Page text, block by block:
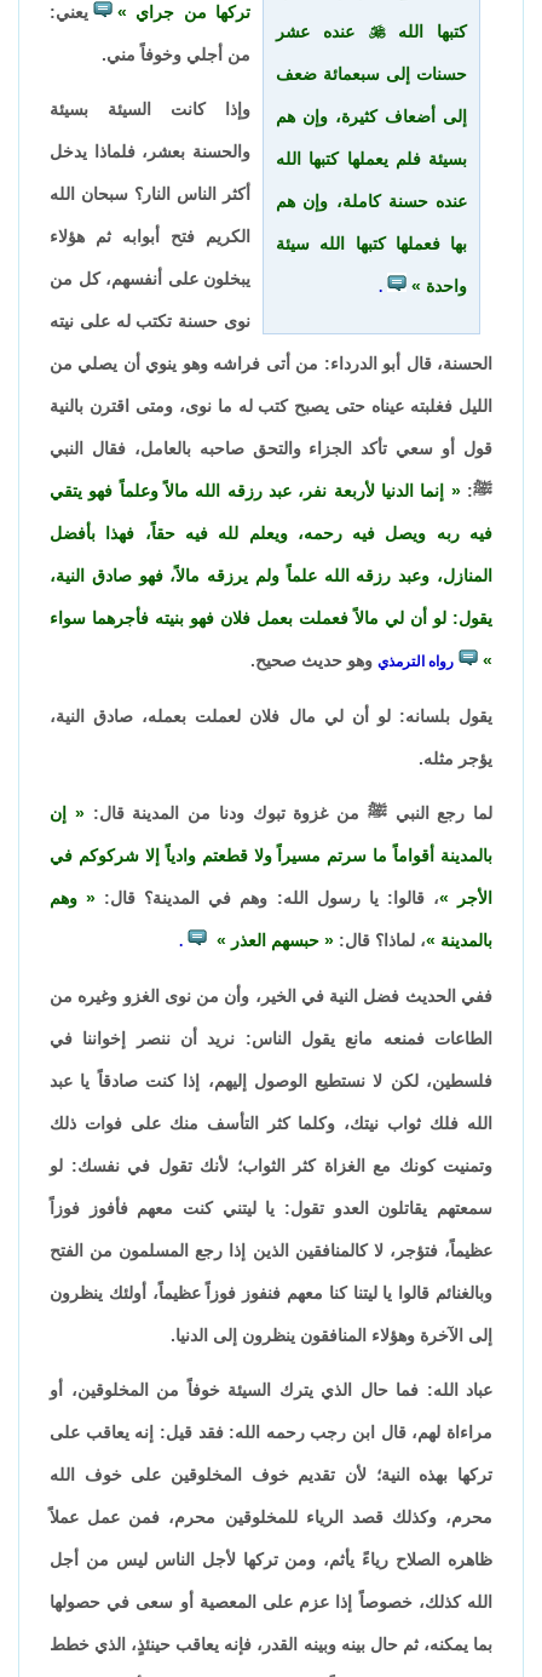
كتبها الله عنده عشر
حسنات إلى سبعمائة ضعف
إلى أضعاف كثيرة، وإن هم
بسيئة فلم يعملها كتبها الله
عنده حسنة كاملة، وإن هم
بها فعملها كتبها الله سيئة
واحدة .
تركها من جراي يعني:
من أجلي وخوفاً مني.
وإذا كانت السيئة بسيئة
والحسنة بعشر، فلماذا يدخل
أكثر الناس النار؟ سبحان الله
الكريم فتح أبوابه ثم هؤلاء
يبخلون على أنفسهم، كل من
نوى حسنة تكتب له على نيته
الحسنة، قال أبو الدرداء: من أتى فراشه وهو ينوي أن يصلي من
الليل فغلبته عيناه حتى يصبح كتب له ما نوى، ومتى اقترن بالنية
قول أو سعي تأكد الجزاء والتحق صاحبه بالعامل، فقال النبي
ﷺ: إنما الدنيا لأربعة نفر، عبد رزقه الله مالاً وعلماً فهو يتقي
فيه ربه ويصل فيه رحمه، ويعلم لله فيه حقاً، فهذا بأفضل
المنازل، وعبد رزقه الله علماً ولم يرزقه مالاً، فهو صادق النية،
يقول: لو أن لي مالاً فعملت بعمل فلان فهو بنيته فأجرهما سواء
رواه الترمذي وهو حديث صحيح.
يقول بلسانه: لو أن لي مال فلان لعملت بعمله، صادق النية،
يؤجر مثله.
لما رجع النبي ﷺ من غزوة تبوك ودنا من المدينة قال: إن
بالمدينة أقواماً ما سرتم مسيراً ولا قطعتم وادياً إلا شركوكم في
الأجر ، قالوا: يا رسول الله: وهم في المدينة؟ قال: وهم
بالمدينة ، لماذا؟ قال: حبسهم العذر .
ففي الحديث فضل النية في الخير، وأن من نوى الغزو وغيره من
الطاعات فمنعه مانع يقول الناس: نريد أن ننصر إخواننا في
فلسطين، لكن لا نستطيع الوصول إليهم، إذا كنت صادقاً يا عبد
الله فلك ثواب نيتك، وكلما كثر التأسف منك على فوات ذلك
وتمنيت كونك مع الغزاة كثر الثواب؛ لأنك تقول في نفسك: لو
سمعتهم يقاتلون العدو تقول: يا ليتني كنت معهم فأفوز فوزاً
عظيماً، فتؤجر، لا كالمنافقين الذين إذا رجع المسلمون من الفتح
وبالغنائم قالوا يا ليتنا كنا معهم فنفوز فوزاً عظيماً، أولئك ينظرون
إلى الآخرة وهؤلاء المنافقون ينظرون إلى الدنيا.
عباد الله: فما حال الذي يترك السيئة خوفاً من المخلوقين، أو
مراءاة لهم، قال ابن رجب رحمه الله: فقد قيل: إنه يعاقب على
تركها بهذه النية؛ لأن تقديم خوف المخلوقين على خوف الله
محرم، وكذلك قصد الرياء للمخلوقين محرم، فمن عمل عملاً
ظاهره الصلاح رياءً يأثم، ومن تركها لأجل الناس ليس من أجل
الله كذلك، خصوصاً إذا عزم على المعصية أو سعى في حصولها
بما يمكنه، ثم حال بينه وبينه القدر، فإنه يعاقب حينئذٍ، الذي خطط